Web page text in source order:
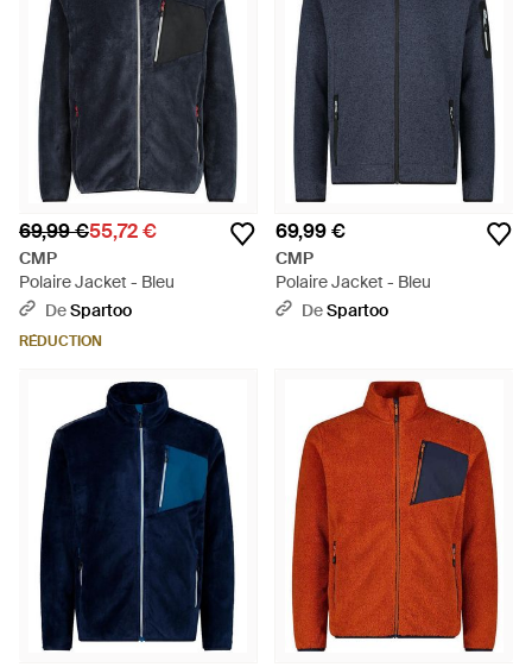
69,99 €55,72 €
CMP
Polaire Jacket - Bleu
DeSpartoo
RÉDUCTION
69,99 €
CMP
Polaire Jacket - Bleu
DeSpartoo